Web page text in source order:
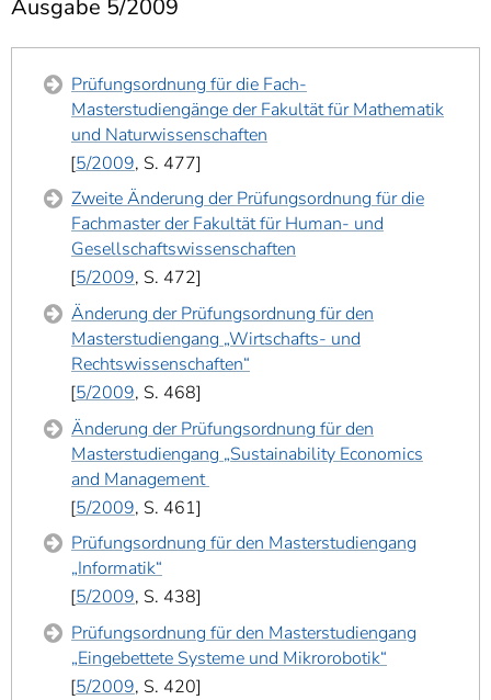
7]
Ausgabe 5/2009
Prüfungsordnung für die Fach-
Masterstudiengänge der Fakultät für Mathematik
und Naturwissenschaften
5/2009, S. 477
Zweite Änderung der Prüfungsordnung für die
Fachmaster der Fakultät für Human- und
Gesellschaftswissenschaften
5/2009, S. 472
Änderung der Prüfungsordnung für den
Masterstudiengang „Wirtschafts- und
Rechtswissenschaften“
5/2009, S. 468
Änderung der Prüfungsordnung für den
Masterstudiengang „Sustainability Economics
and Management
5/2009, S. 461
Prüfungsordnung für den Masterstudiengang
„Informatik“
5/2009, S. 438
Prüfungsordnung für den Masterstudiengang
„Eingebettete Systeme und Mikrorobotik“
5/2009, S. 420